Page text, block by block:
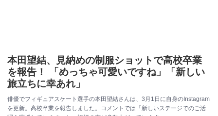
本田望結、見納めの制服ショットで高校卒業
を報告！ 「めっちゃ可愛いですね」「新しい
旅立ちに幸あれ」
俳優でフィギュアスケート選手の本田望結さんは、3月1日に自身のInstagram
を更新。高校卒業を報告しました。コメントでは「新しいステージでのご活